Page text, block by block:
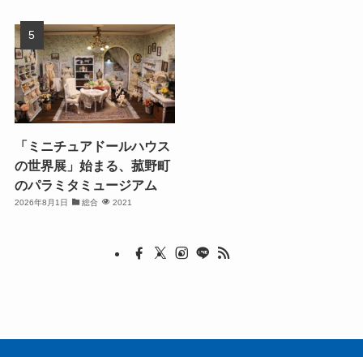
「ミニチュアドールハウス
の世界展」始まる、菰野町
のパラミタミュージアム
2026年8月1日 総合 2021